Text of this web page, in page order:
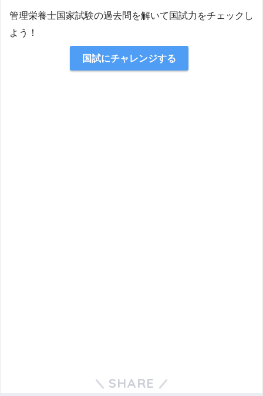
管理栄養士国家試験の過去問を解いて国試力をチェックし
よう！
国試にチャレンジする
SHARE